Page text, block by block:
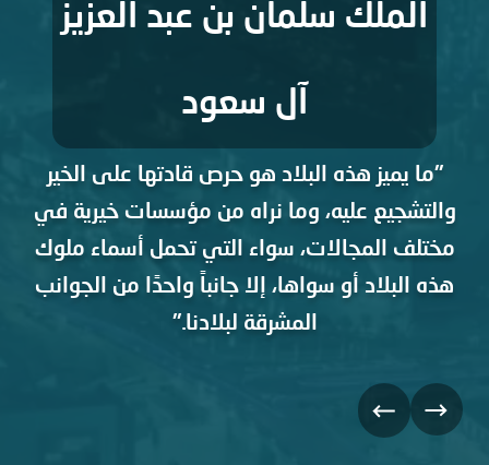
الملك سلمان بن عبد العزيز
آل سعود
"ما يميز هذه البلاد هو حرص قادتها على الخير
والتشجيع عليه، وما نراه من مؤسسات خيرية في
مختلف المجالات، سواء التي تحمل أسماء ملوك
هذه البلاد أو سواها، إلا جانباً واحدًا من الجوانب
المشرقة لبلادنا."